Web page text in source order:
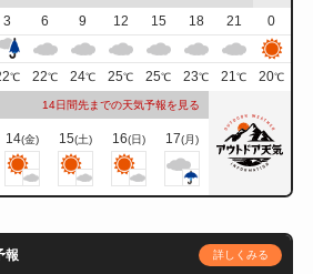
3 6 9 12 15 18 21
0
℃ 22℃ 24℃ 25℃ 25℃ 23℃ 21℃ 20℃
14日間先までの天気予報を見る
14(金) 15(土) 16(日) 17(月)
報 詳しくみる